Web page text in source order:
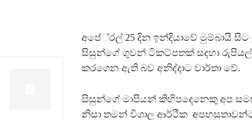
අපේ‍්‍රල් 25 දින ඉන්දියාවේ මුම්බායි සිට
සිසුන්ගේ ගුවන් ටිකට්පතක් සදහා රුපියල්
කරගෙන ඇති බව අනිද්දාට වාර්තා වේ.
සිසුන්ගේ මාපියන් කිහිපදෙනෙකු අප
නිසා තමන් විශාල ආර්ථික